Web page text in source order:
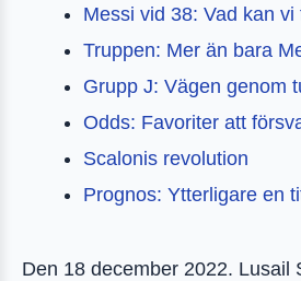
Messi vid 38: Vad kan
Truppen: Mer än bara
Grupp J: Vägen genom
Odds: Favoriter att
Scalonis revolution
Prognos: Ytterligare en
Den 18 december 2022. Lusail